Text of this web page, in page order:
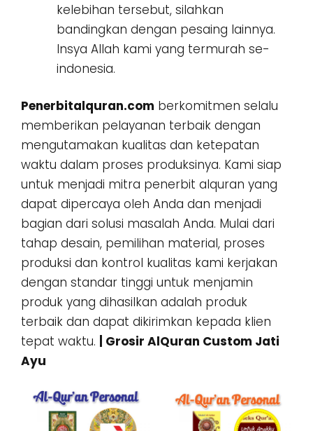
kelebihan tersebut, silahkan
bandingkan dengan pesaing lainnya.
Insya Allah kami yang termurah se-
indonesia.
Penerbitalquran.com berkomitmen selalu
memberikan pelayanan terbaik dengan
mengutamakan kualitas dan ketepatan
waktu dalam proses produksinya. Kami siap
untuk menjadi mitra penerbit alquran yang
dapat dipercaya oleh Anda dan menjadi
bagian dari solusi masalah Anda. Mulai dari
tahap desain, pemilihan material, proses
produksi dan kontrol kualitas kami kerjakan
dengan standar tinggi untuk menjamin
produk yang dihasilkan adalah produk
terbaik dan dapat dikirimkan kepada klien
tepat waktu.
| Grosir AlQuran Custom Jati
Ayu